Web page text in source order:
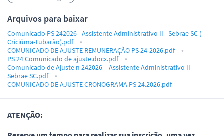
Arquivos para baixar
Comunicado PS 242026 - Assistente Administrativo II - Sebrae SC (
Criciúma-Tubarão).pdf
COMUNICADO DE AJUSTE REMUNERAÇÃO PS 24-2026.pdf
PS 24 Comunicado de ajuste.docx.pdf
Comunicado de Ajuste n 242026 – Assistente Administrativo II
Sebrae SC.pdf
COMUNICADO DE AJUSTE CRONOGRAMA PS 24.2026.pdf
ATENÇÃO: